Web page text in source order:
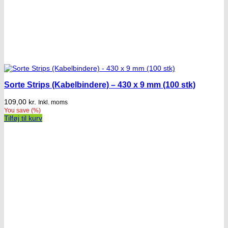
Sorte Strips (Kabelbindere) – 430 x 9 mm (100 stk)
109,00 kr. Inkl. moms
You save (%)
Tilføj til kurv